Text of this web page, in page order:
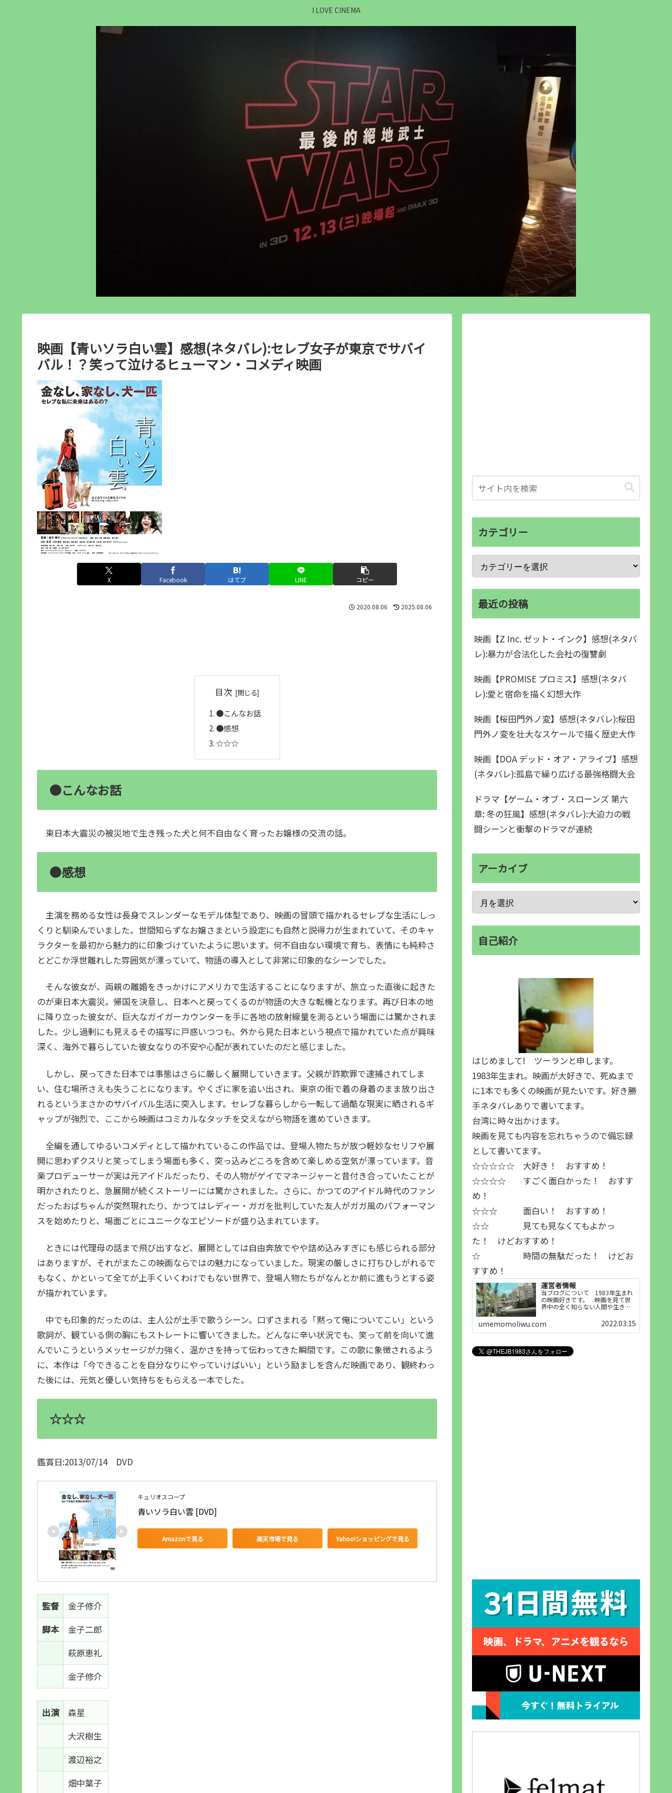
I LOVE CINEMA
映画【青いソラ白い雲】感想(ネタバレ):セレブ女子が東京でサバイ
バル！？笑って泣けるヒューマン・コメディ映画
X Facebook はてブ LINE コピー
2020.08.06 2025.08.06
目次
●こんなお話
●感想
☆☆☆
●こんなお話
東日本大震災の被災地で生き残った犬と何不自由なく育ったお嬢様の交流の話。
●感想
主演を務める女性は長身でスレンダーなモデル体型であり、映画の冒頭で描かれるセレブな生活にしっ
くりと馴染んでいました。世間知らずなお嬢さまという設定にも自然と説得力が生まれていて、そのキャ
ラクターを最初から魅力的に印象づけていたように思います。何不自由ない環境で育ち、表情にも純粋さ
とどこか浮世離れした雰囲気が漂っていて、物語の導入として非常に印象的なシーンでした。
そんな彼女が、両親の離婚をきっかけにアメリカで生活することになりますが、旅立った直後に起きた
のが東日本大震災。帰国を決意し、日本へと戻ってくるのが物語の大きな転機となります。再び日本の地
に降り立った彼女が、巨大なガイガーカウンターを手に各地の放射線量を測るという場面には驚かされま
した。少し過剰にも見えるその描写に戸惑いつつも、外から見た日本という視点で描かれていた点が興味
深く、海外で暮らしていた彼女なりの不安や心配が表れていたのだと感じました。
しかし、戻ってきた日本では事態はさらに厳しく展開していきます。父親が詐欺罪で逮捕されてしま
い、住む場所さえも失うことになります。やくざに家を追い出され、東京の街で着の身着のまま放り出さ
れるというまさかのサバイバル生活に突入します。セレブな暮らしから一転して過酷な現実に晒されるギ
ャップが強烈で、ここから映画はコミカルなタッチを交えながら物語を進めていきます。
全編を通してゆるいコメディとして描かれているこの作品では、登場人物たちが放つ軽妙なセリフや展
開に思わずクスリと笑ってしまう場面も多く、突っ込みどころを含めて楽しめる空気が漂っています。音
楽プロデューサーが実は元アイドルだったり、その人物がゲイでマネージャーと昔付き合っていたことが
明かされたりと、急展開が続くストーリーには驚かされました。さらに、かつてのアイドル時代のファン
だったおばちゃんが突然現れたり、かつてはレディー・ガガを批判していた友人がガガ風のパフォーマン
スを始めたりと、場面ごとにユニークなエピソードが盛り込まれています。
ときには代理母の話まで飛び出すなど、展開としては自由奔放でやや詰め込みすぎにも感じられる部分
はありますが、それがまたこの映画ならではの魅力になっていました。現実の厳しさに打ちひしがれるで
もなく、かといって全てが上手くいくわけでもない世界で、登場人物たちがなんとか前に進もうとする姿
が描かれています。
中でも印象的だったのは、主人公が土手で歌うシーン。口ずさまれる「黙って俺についてこい」という
歌詞が、観ている側の胸にもストレートに響いてきました。どんなに辛い状況でも、笑って前を向いて進
んでいこうというメッセージが力強く、温かさを持って伝わってきた瞬間です。この歌に象徴されるよう
に、本作は「今できることを自分なりにやっていけばいい」という励ましを含んだ映画であり、観終わっ
た後には、元気と優しい気持ちをもらえる一本でした。
☆☆☆
鑑賞日:2013/07/14 DVD
キュリオスコープ
青いソラ白い雲 [DVD]
Amazonで見る 楽天市場で見る Yahoo!ショッピングで見る
監督
金子修介
脚本
金子二郎
萩原恵礼
金子修介
出演
森星
大沢樹生
渡辺裕之
畑中葉子
カテゴリー
最近の投稿
映画【Z Inc. ゼット・インク】感想(ネタバ
レ):暴力が合法化した会社の復讐劇
映画【PROMISE プロミス】感想(ネタバ
レ):愛と宿命を描く幻想大作
映画【桜田門外ノ変】感想(ネタバレ):桜田
門外ノ変を壮大なスケールで描く歴史大作
映画【DOA デッド・オア・アライブ】感想
(ネタバレ):孤島で繰り広げる最強格闘大会
ドラマ【ゲーム・オブ・スローンズ 第六
章: 冬の狂風】感想(ネタバレ):大迫力の戦
闘シーンと衝撃のドラマが連続
アーカイブ
自己紹介
はじめまして! ツーランと申します。
1983年生まれ。映画が大好きで、死ぬまで
に1本でも多くの映画が見たいです。好き勝
手ネタバレありで書いてます。
台湾に時々出かけます。
映画を見ても内容を忘れちゃうので備忘録
として書いてます。
☆☆☆☆☆ 大好き！ おすすめ！
☆☆☆☆ すごく面白かった！ おすす
め！
☆☆☆ 面白い！ おすすめ！
☆☆ 見ても見なくてもよかっ
た！ けどおすすめ！
☆ 時間の無駄だった！ けどお
すすめ！
運営者情報
当ブログについて 1983年生まれ
の映画好きです。 映画を見て世
界中の全く知らない人間や生き物
世界知らない世界に触れることが
好きで映画を見てます。「映画を
見られれば幸福度を高い」とわか
umemomoliwu.com 2022.03.15